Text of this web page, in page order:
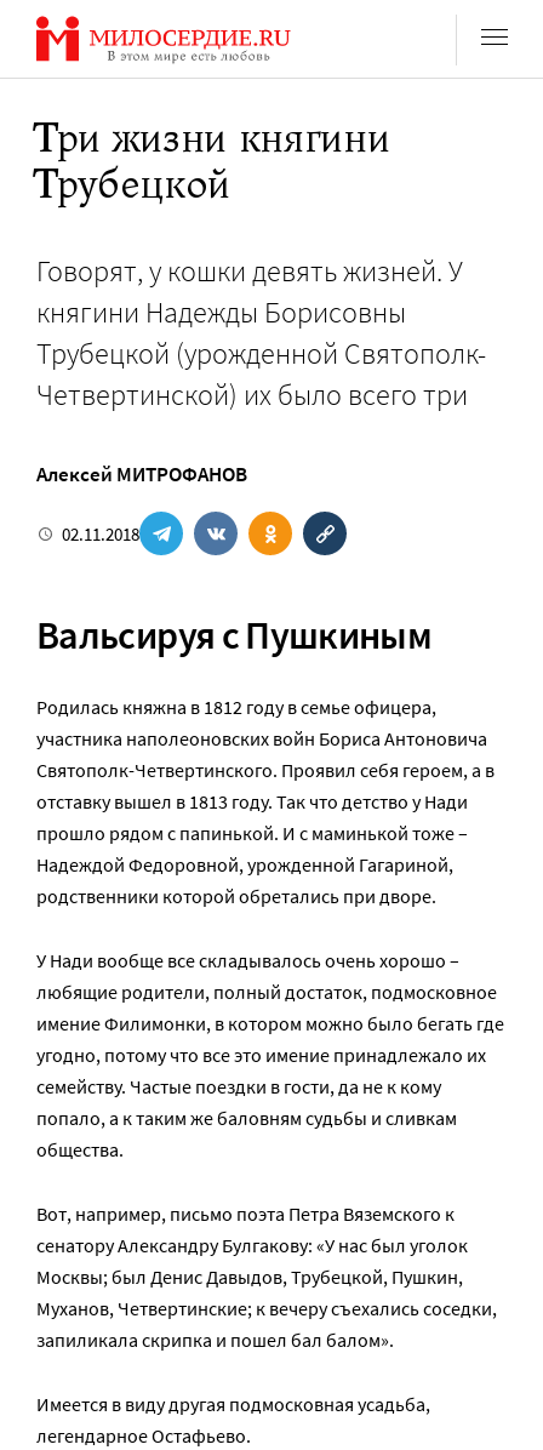
Перейти
содержанию
Три жизни княгини
Трубецкой
Говорят, у кошки девять жизней. У
княгини Надежды Борисовны
Трубецкой (урожденной Святополк-
Четвертинской) их было всего три
Алексей МИТРОФАНОВ
02.11.2018
Вальсируя с Пушкиным
Родилась княжна в 1812 году в семье офицера,
участника наполеоновских войн Бориса Антоновича
Святополк-Четвертинского. Проявил себя героем, а в
отставку вышел в 1813 году. Так что детство у Нади
прошло рядом с папинькой. И с маминькой тоже –
Надеждой Федоровной, урожденной Гагариной,
родственники которой обретались при дворе.
У Нади вообще все складывалось очень хорошо –
любящие родители, полный достаток, подмосковное
имение Филимонки, в котором можно было бегать где
угодно, потому что все это имение принадлежало их
семейству. Частые поездки в гости, да не к кому
попало, а к таким же баловням судьбы и сливкам
общества.
Вот, например, письмо поэта Петра Вяземского к
сенатору Александру Булгакову: «У нас был уголок
Москвы; был Денис Давыдов, Трубецкой, Пушкин,
Муханов, Четвертинские; к вечеру съехались соседки,
запиликала скрипка и пошел бал балом».
Имеется в виду другая подмосковная усадьба,
легендарное Остафьево.